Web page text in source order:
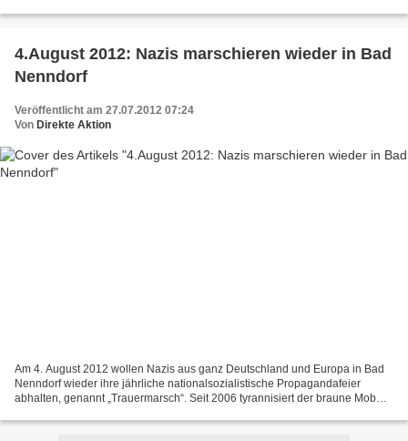
4.August 2012: Nazis marschieren wieder in Bad
Nenndorf
Veröffentlicht am 27.07.2012 07:24
Von Direkte Aktion
Am 4. August 2012 wollen Nazis aus ganz Deutschland und Europa in Bad
Nenndorf wieder ihre jährliche nationalsozialistische Propagandafeier
abhalten, genannt „Trauermarsch“. Seit 2006 tyrannisiert der braune Mob